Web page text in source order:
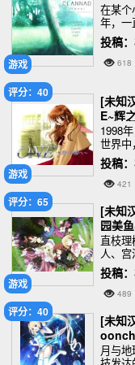
游戏
在某个
年，一
但冀望
学校坡
投稿
618
游戏
评分：40
[未知
E~辉
1998
世界中
样，重
已看惯
投稿
421
游戏
评分：65
[未知
园美
直枝
人、
时候结
伍，名
投稿
489
评分：40
[未知
月与